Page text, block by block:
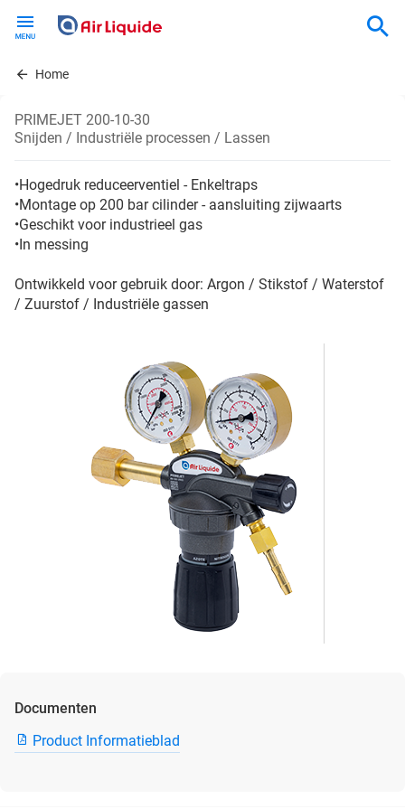
contentHome
PRIMEJET 200-10-30
Snijden / Industriële processen / Lassen
•Hogedruk reduceerventiel - Enkeltraps
•Montage op 200 bar cilinder - aansluiting zijwaarts
•Geschikt voor industrieel gas
•In messing
Ontwikkeld voor gebruik door: Argon / Stikstof / Waterstof
/ Zuurstof / Industriële gassen
Documenten
Product Informatieblad